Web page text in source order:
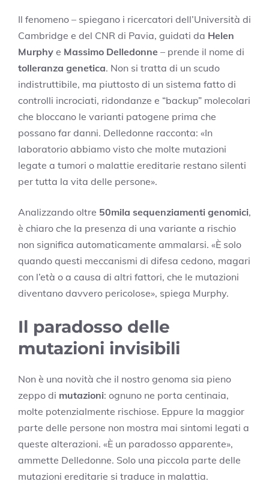
Il fenomeno – spiegano i ricercatori dell’Università di
Cambridge e del CNR di Pavia, guidati da Helen
Murphy e Massimo Delledonne – prende il nome di
tolleranza genetica. Non si tratta di un scudo
indistruttibile, ma piuttosto di un sistema fatto di
controlli incrociati, ridondanze e “backup” molecolari
che bloccano le varianti patogene prima che
possano far danni. Delledonne racconta: «In
laboratorio abbiamo visto che molte mutazioni
legate a tumori o malattie ereditarie restano silenti
per tutta la vita delle persone».
Analizzando oltre 50mila sequenziamenti genomici,
è chiaro che la presenza di una variante a rischio
non significa automaticamente ammalarsi. «È solo
quando questi meccanismi di difesa cedono, magari
con l’età o a causa di altri fattori, che le mutazioni
diventano davvero pericolose», spiega Murphy.
Il paradosso delle
mutazioni invisibili
Non è una novità che il nostro genoma sia pieno
zeppo di mutazioni: ognuno ne porta centinaia,
molte potenzialmente rischiose. Eppure la maggior
parte delle persone non mostra mai sintomi legati a
queste alterazioni. «È un paradosso apparente»,
ammette Delledonne. Solo una piccola parte delle
mutazioni ereditarie si traduce in malattia.